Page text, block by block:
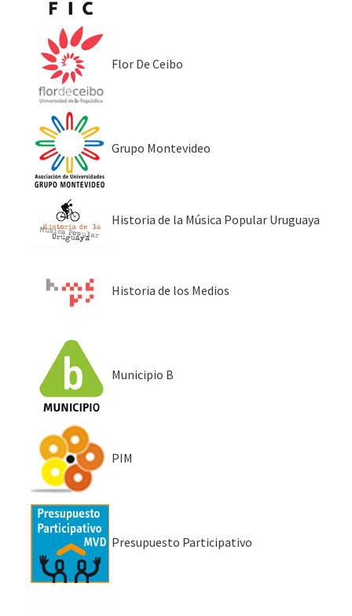
Flor De Ceibo
Grupo Montevideo
Historia de la Música Popular Uruguaya
Historia de los Medios
Municipio B
PIM
Presupuesto Participativo